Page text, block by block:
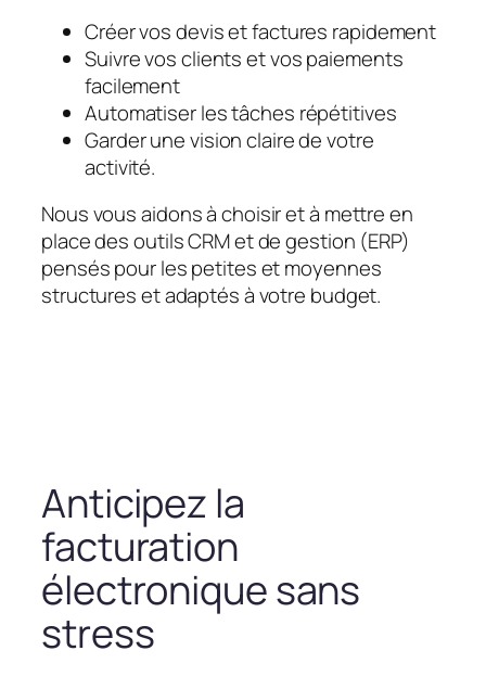
Créer vos devis et factures rapidement
Suivre vos clients et vos paiements
facilement
Automatiser les tâches répétitives
Garder une vision claire de votre
activité.
Nous vous aidons à choisir et à mettre en
place des outils CRM et de gestion (ERP)
pensés pour les petites et moyennes
structures et adaptés à votre budget.
Anticipez la
facturation
électronique sans
stress